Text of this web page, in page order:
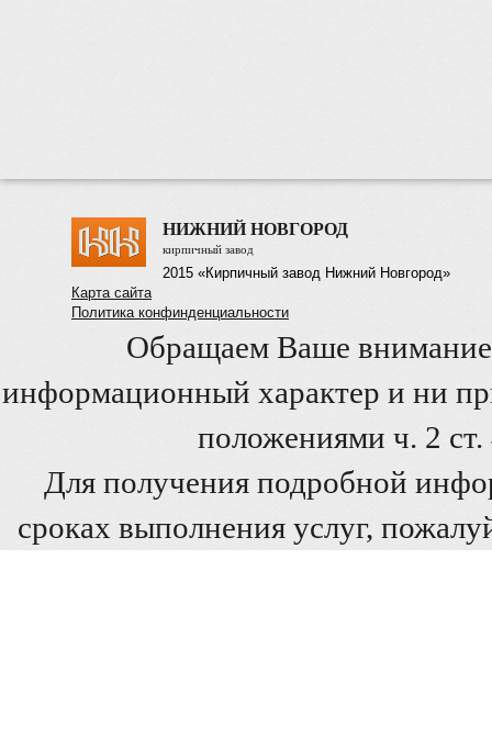
НИЖНИЙ НОВГОРОД
кирпичный завод
2015 «Кирпичный завод Нижний Новгород»
Карта сайта
Политика конфинденциальности
Обращаем Ваше внимание
информационный характер и ни
положениями ч. 2
Для получения подробной
сроках выполнения услуг,